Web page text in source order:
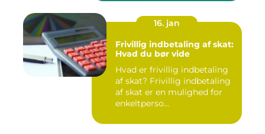
16. jan
Frivillig indbetaling af skat:
Hvad du bør vide
Hvad er frivillig indbetaling
af skat? Frivillig indbetaling
af skat er en mulighed for
enkeltperso...